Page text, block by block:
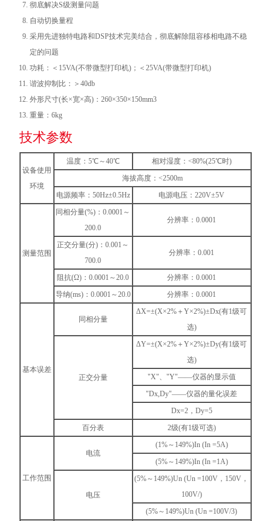
彻底解决S级测量问题
自动切换量程
采用先进独特电路和DSP技术完美结合，彻底解除阻容移相电路不稳
定的问题
功耗：＜15VA(不带微型打印机)；＜25VA(带微型打印机)
谐波抑制比：＞40db
外形尺寸(长×宽×高)：260×350×150mm3
重量：6kg
技术参数
设备使用
环境
温度：5℃～40℃
相对湿度：<80%(25℃时)
海拔高度：<2500m
电源频率：50Hz±0.5Hz
电源电压：220V±5V
测量范围
同相分量(%)：0.0001～
200.0
分辨率：0.0001
正交分量(分)：0.001～
700.0
分辨率：0.001
阻抗(Ω)：0.0001～20.0
分辨率：0.0001
导纳(ms)：0.0001～20.0
分辨率：0.0001
基本误差
同相分量
ΔX=±(X×2%＋Y×2%)±Dx(有1级可
选)
正交分量
ΔY=±(X×2%＋Y×2%)±Dy(有1级可
选)
"X"、"Y"——仪器的显示值
"Dx,Dy"——仪器的量化误差
Dx=2，Dy=5
百分表
2级(有1级可选)
工作范围
电流
(1%～149%)In (In =5A)
(5%～149%)In (In =1A)
电压
(5%～149%)Un (Un =100V，150V，
100V/)
(5%～149%)Un (Un =100V/3)